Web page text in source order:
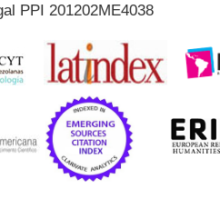
PPI 201202ME4038